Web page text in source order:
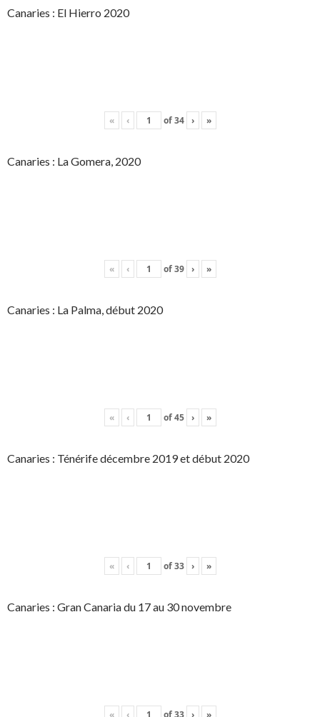
Canaries : El Hierro 2020
« ‹ of34 › »
Canaries : La Gomera, 2020
« ‹ of39 › »
Canaries : La Palma, début 2020
« ‹ of45 › »
Canaries : Ténérife décembre 2019 et début 2020
« ‹ of33 › »
Canaries : Gran Canaria du 17 au 30 novembre
« ‹ of33 › »